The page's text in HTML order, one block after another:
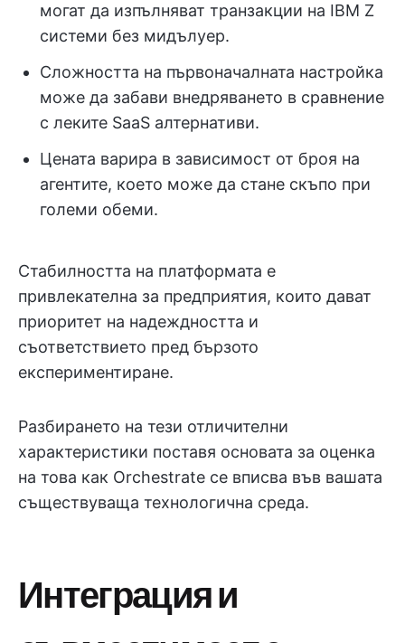
могат да изпълняват транзакции на IBM Z
системи без мидълуер.
Сложността на първоначалната настройка
може да забави внедряването в сравнение
с леките SaaS алтернативи.
Цената варира в зависимост от броя на
агентите, което може да стане скъпо при
големи обеми.
Стабилността на платформата е
привлекателна за предприятия, които дават
приоритет на надеждността и
съответствието пред бързото
експериментиране.
Разбирането на тези отличителни
характеристики поставя основата за оценка
на това как Orchestrate се вписва във вашата
съществуваща технологична среда.
Интеграция и